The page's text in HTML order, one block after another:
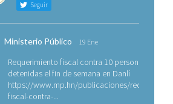
Seguir
Ministerio Público 19 Ene
Requerimiento fiscal contra 10 personas
detenidas el fin de semana en Danlí
https://www.mp.hn/publicaciones/
fiscal-contra-...